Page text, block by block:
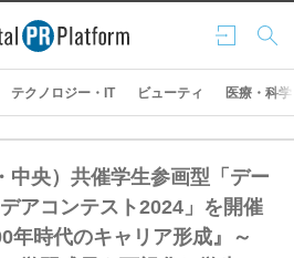
ログ
イン
検索
テクノロジー・IT ビューティ 医療・科学
中央）共催学生参画型「デー
アコンテスト2024」を開催
年時代のキャリア形成』～